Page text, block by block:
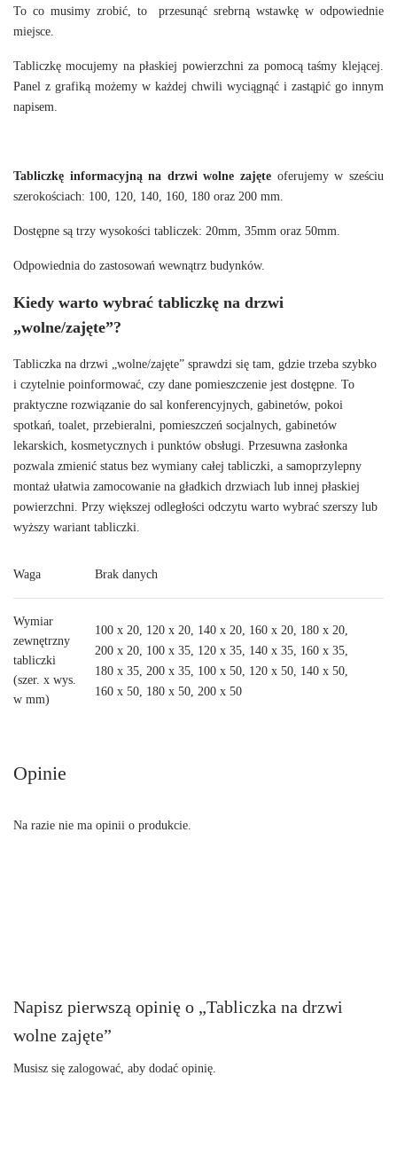
To co musimy zrobić, to przesunąć srebrną wstawkę w odpowiednie
miejsce.
Tabliczkę mocujemy na płaskiej powierzchni za pomocą taśmy klejącej.
Panel z grafiką możemy w każdej chwili wyciągnąć i zastąpić go innym
napisem.
Tabliczkę informacyjną na drzwi wolne zajęte oferujemy w sześciu
szerokościach: 100, 120, 140, 160, 180 oraz 200 mm.
Dostępne są trzy wysokości tabliczek: 20mm, 35mm oraz 50mm.
Odpowiednia do zastosowań wewnątrz budynków.
Kiedy warto wybrać tabliczkę na drzwi
„wolne/zajęte”?
Tabliczka na drzwi „wolne/zajęte” sprawdzi się tam, gdzie trzeba szybko
i czytelnie poinformować, czy dane pomieszczenie jest dostępne. To
praktyczne rozwiązanie do sal konferencyjnych, gabinetów, pokoi
spotkań, toalet, przebieralni, pomieszczeń socjalnych, gabinetów
lekarskich, kosmetycznych i punktów obsługi. Przesuwna zasłonka
pozwala zmienić status bez wymiany całej tabliczki, a samoprzylepny
montaż ułatwia zamocowanie na gładkich drzwiach lub innej płaskiej
powierzchni. Przy większej odległości odczytu warto wybrać szerszy lub
wyższy wariant tabliczki.
Waga Brak danych
Wymiar
zewnętrzny
tabliczki
(szer. x wys.
w mm)
100 x 20, 120 x 20, 140 x 20, 160 x 20, 180 x 20,
200 x 20, 100 x 35, 120 x 35, 140 x 35, 160 x 35,
180 x 35, 200 x 35, 100 x 50, 120 x 50, 140 x 50,
160 x 50, 180 x 50, 200 x 50
Opinie
Na razie nie ma opinii o produkcie.
Napisz pierwszą opinię o „Tabliczka na drzwi
wolne zajęte”
Musisz sięzalogować, aby dodać opinię.